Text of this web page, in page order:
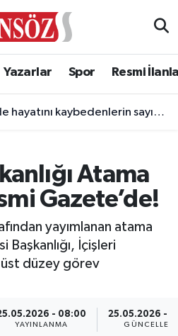
Yazarlar Spor Resmi
kaybedenlerin sayısı yükseliyor!
Atama
Gazete’de!
yayımlanan atama
Başkanlığı, İçişleri
üst düzey görev
- 08:00
YAYINLANMA
25.05.2026 -
Haritası
ve Fikstür